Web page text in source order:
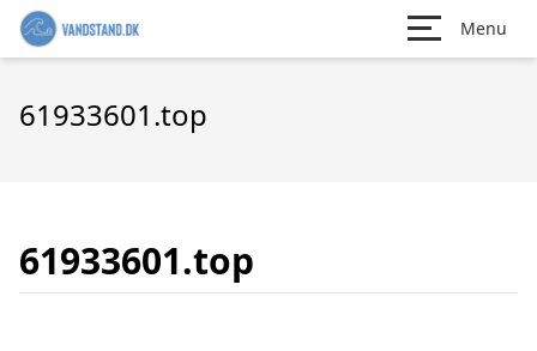
Menu
61933601.top
61933601.top